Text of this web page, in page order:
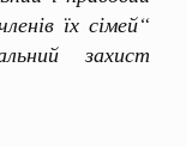
їх сімей“
захист